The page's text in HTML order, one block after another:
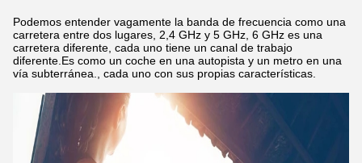
Podemos entender vagamente la banda de frecuencia como una
carretera entre dos lugares, 2,4 GHz y 5 GHz, 6 GHz es una
carretera diferente, cada uno tiene un canal de trabajo
diferente.Es como un coche en una autopista y un metro en una
vía subterránea., cada uno con sus propias características.